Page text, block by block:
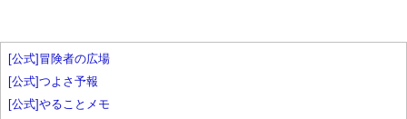
[公式]冒険者の広場
[公式]つよさ予報
[公式]やることメモ